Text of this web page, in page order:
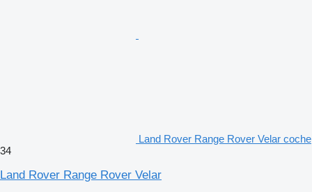
Land Rover Range Rover Velar coche
34
Land Rover Range Rover Velar